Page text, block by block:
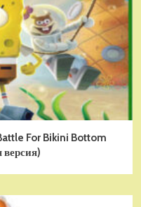
For Bikini Bottom
версия)